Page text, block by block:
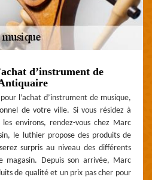
d’instrument de
l’achat d’instrument de musique,
de votre ville. Si vous résidez à
environs, rendez-vous chez Marc
le luthier propose des produits de
surpris au niveau des différents
magasin. Depuis son arrivée, Marc
de qualité et un prix pas cher pour